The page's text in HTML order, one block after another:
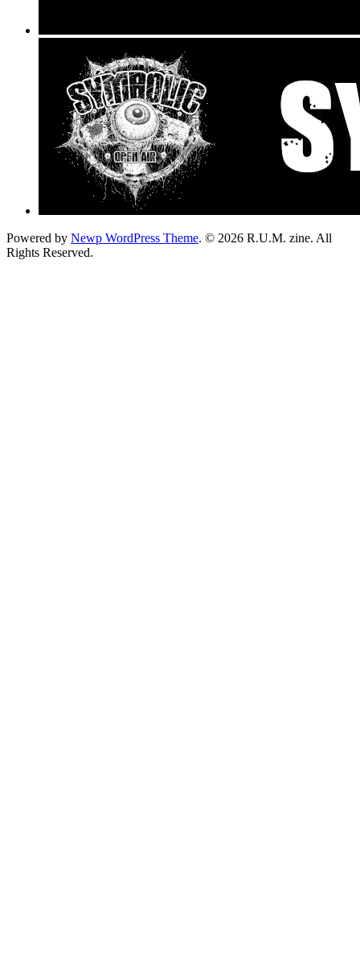
Powered by Newp WordPress Theme. © 2026 R.U.M. zine. All
Rights Reserved.